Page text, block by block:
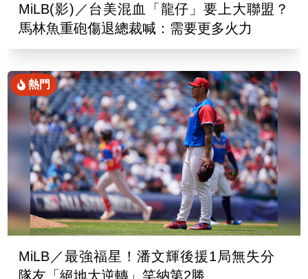
MiLB(影)／台美混血「龍仔」要上大聯盟？
馬林魚重砲傷退總裁喊：需要更多火力
熱門
MiLB／最強福星！潘文輝後援1局無失分
隊友「絕地大逆轉」笑納第2勝